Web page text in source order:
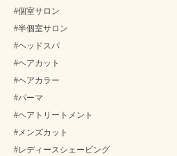
#個室サロン
#半個室サロン
#ヘッドスパ
#ヘアカット
#ヘアカラー
#パーマ
#ヘアトリートメント
#メンズカット
#レディースシェービング